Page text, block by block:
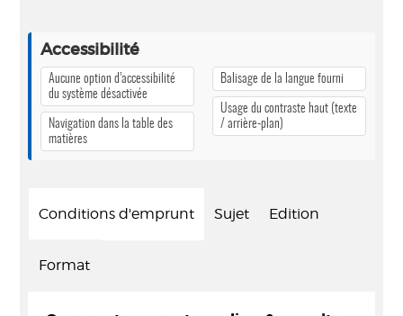
Accessibilité
Aucune option d’accessibilité
du système désactivée
Navigation dans la table des
matières
Balisage de la langue fourni
Usage du contraste haut (texte
/ arrière-plan)
Conditions d'emprunt Sujet Edition
Format